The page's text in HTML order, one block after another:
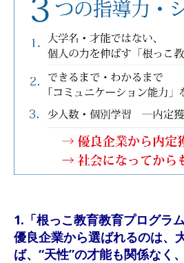
1.「根っこ教育教育プログラム
優良企業から選ばれるのは、
ば、“天性”の才能も関係なく